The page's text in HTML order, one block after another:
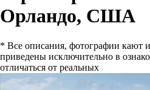
Орландо, США
* Все описания, фотографии кают
приведены исключительно в
отличаться от реальных